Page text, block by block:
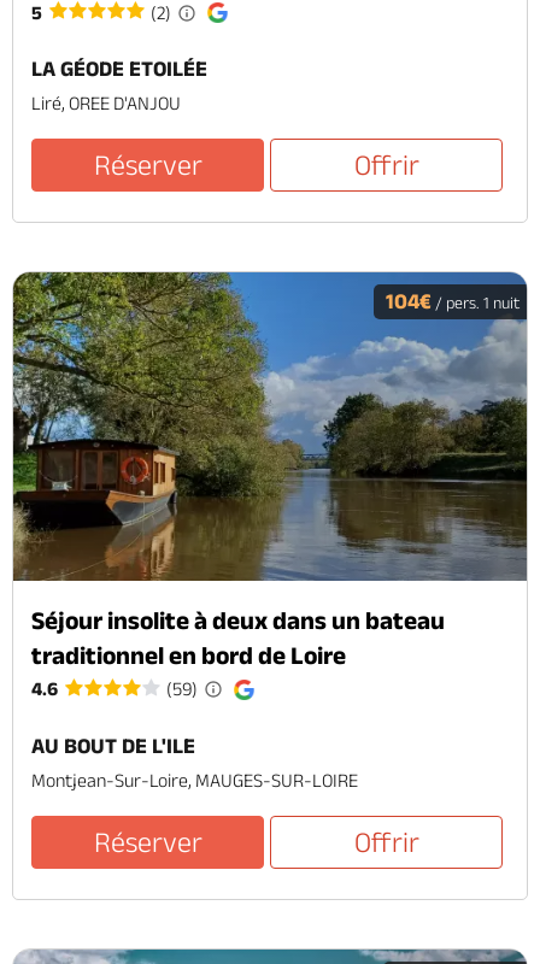
5 (2)
LA GÉODE ETOILÉE
Liré, OREE D'ANJOU
Réserver Offrir
104€ / pers. 1 nuit
Séjour insolite à deux dans un bateau
traditionnel en bord de Loire
4.6 (59)
AU BOUT DE L'ILE
Montjean-Sur-Loire, MAUGES-SUR-LOIRE
Réserver Offrir